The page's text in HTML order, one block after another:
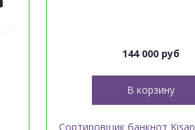
144 000 руб
В корзину
Сортировщик банкнот